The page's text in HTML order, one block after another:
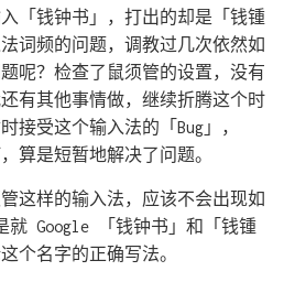
「钱钟书」，打出的却是「钱锺
词频的问题，调教过几次依然如
呢？检查了鼠须管的设置，没有
有其他事情做，继续折腾这个时
接受这个输入法的「Bug」，
算是短暂地解决了问题。
这样的输入法，应该不会出现如
就 Google 「钱钟书」和「钱锺
个名字的正确写法。